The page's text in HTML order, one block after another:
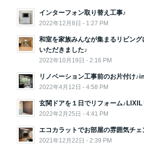
インターフォン取り替え工事♪
2022年12月8日 - 1:27 PM
和室を家族みんなが集まるリビン
いただきました♪
2022年10月19日 - 2:16 PM
リノベーション工事前のお片付け
2022年4月12日 - 4:58 PM
玄関ドアを１日でリフォーム♪LIXIL
2022年2月25日 - 4:41 PM
エコカラットでお部屋の雰囲気チ
2021年12月22日 - 2:39 PM